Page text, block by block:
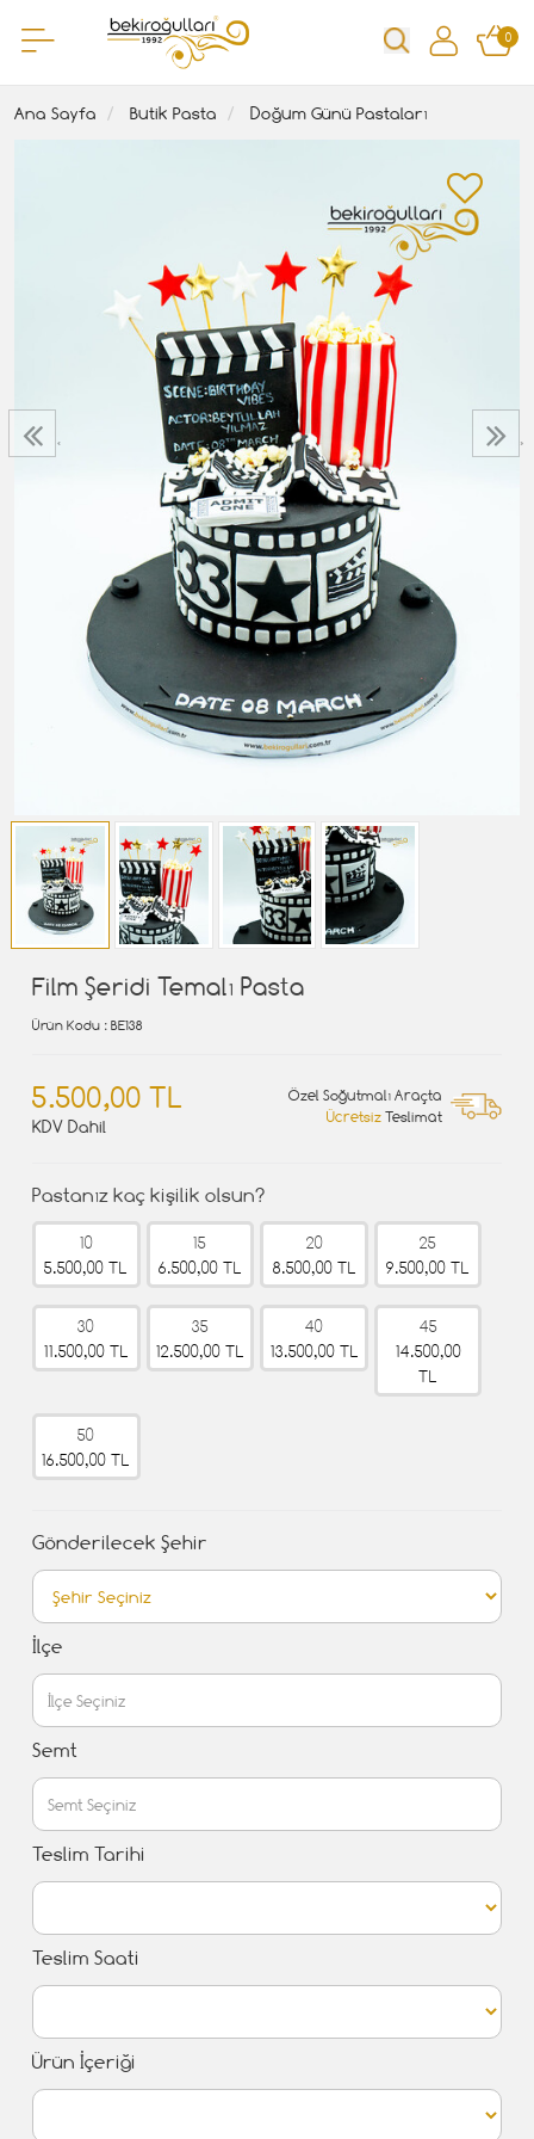
0
Ana Sayfa Butik Pasta Doğum Günü Pastaları
‹ ›
Film Şeridi Temalı Pasta
Ürün Kodu : BE138
5.500,00 TL
KDV Dahil
Özel Soğutmalı Araçta
Ücretsiz Teslimat
Pastanız kaç kişilik olsun?
10
5.500,00 TL
15
6.500,00 TL
20
8.500,00 TL
25
9.500,00 TL
30
11.500,00 TL
35
12.500,00 TL
40
13.500,00 TL
45
14.500,00
TL
50
16.500,00 TL
Gönderilecek Şehir
İlçe
Semt
Teslim Tarihi
Teslim Saati
Ürün İçeriği